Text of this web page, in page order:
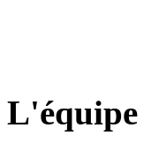
L'équipe